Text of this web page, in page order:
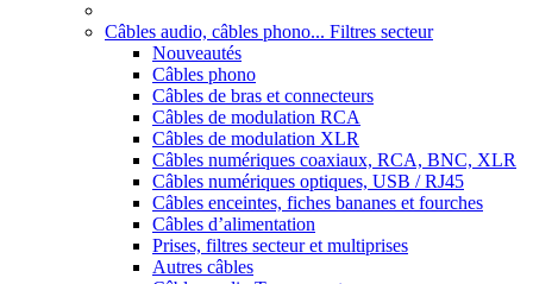
Câbles audio, câbles phono... Filtres secteur
Nouveautés
Câbles phono
Câbles de bras et connecteurs
Câbles de modulation RCA
Câbles de modulation XLR
Câbles numériques coaxiaux, RCA, BNC, XLR
Câbles numériques optiques, USB / RJ45
Câbles enceintes, fiches bananes et fourches
Câbles d’alimentation
Prises, filtres secteur et multiprises
Autres câbles